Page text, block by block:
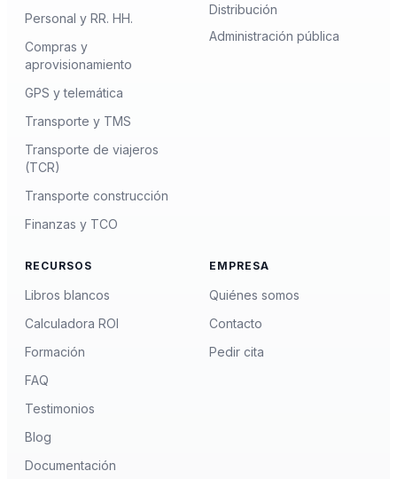
Personal y RR. HH.
Compras y
aprovisionamiento
GPS y telemática
Transporte y TMS
Transporte de viajeros
(TCR)
Transporte construcción
Finanzas y TCO
Distribución
Administración pública
RECURSOS
Libros blancos
Calculadora ROI
Formación
FAQ
Testimonios
Blog
Documentación
EMPRESA
Quiénes somos
Contacto
Pedir cita